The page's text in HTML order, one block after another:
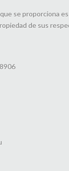
se proporciona
de sus